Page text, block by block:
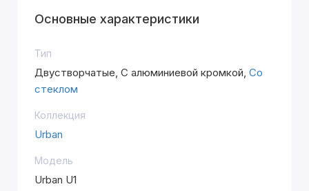
Основные характеристики
Тип
Двустворчатые, С алюминиевой кромкой, Со
стеклом
Коллекция
Urban
Модель
Urban U1